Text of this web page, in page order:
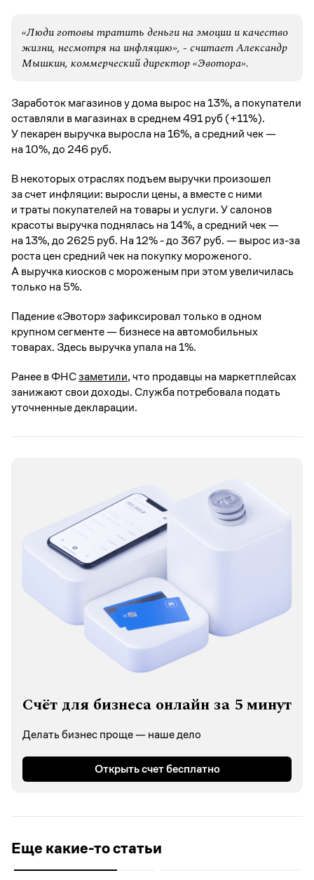
«Люди готовы тратить деньги на эмоции и качество
жизни, несмотря на инфляцию», - считает Александр
Мышкин, коммерческий директор «Эвотора».
Заработок магазинов у дома вырос на 13%, а покупатели
оставляли в магазинах в среднем 491 руб (+11%).
У пекарен выручка выросла на 16%, а средний чек —
на 10%, до 246 руб.
В некоторых отраслях подъем выручки произошел
за счет инфляции: выросли цены, а вместе с ними
и траты покупателей на товары и услуги. У салонов
красоты выручка поднялась на 14%, а средний чек —
на 13%, до 2625 руб. На 12% - до 367 руб. — вырос из-за
роста цен средний чек на покупку мороженого.
А выручка киосков с мороженым при этом увеличилась
только на 5%.
Падение «Эвотор» зафиксировал только в одном
крупном сегменте — бизнесе на автомобильных
товарах. Здесь выручка упала на 1%.
Ранее в ФНСзаметили, что продавцы на маркетплейсах
занижают свои доходы. Служба потребовала подать
уточненные декларации.
Счёт для бизнеса онлайн за 5 минут
Делать бизнес проще — наше дело
Открыть счет бесплатно
Еще какие-то статьи